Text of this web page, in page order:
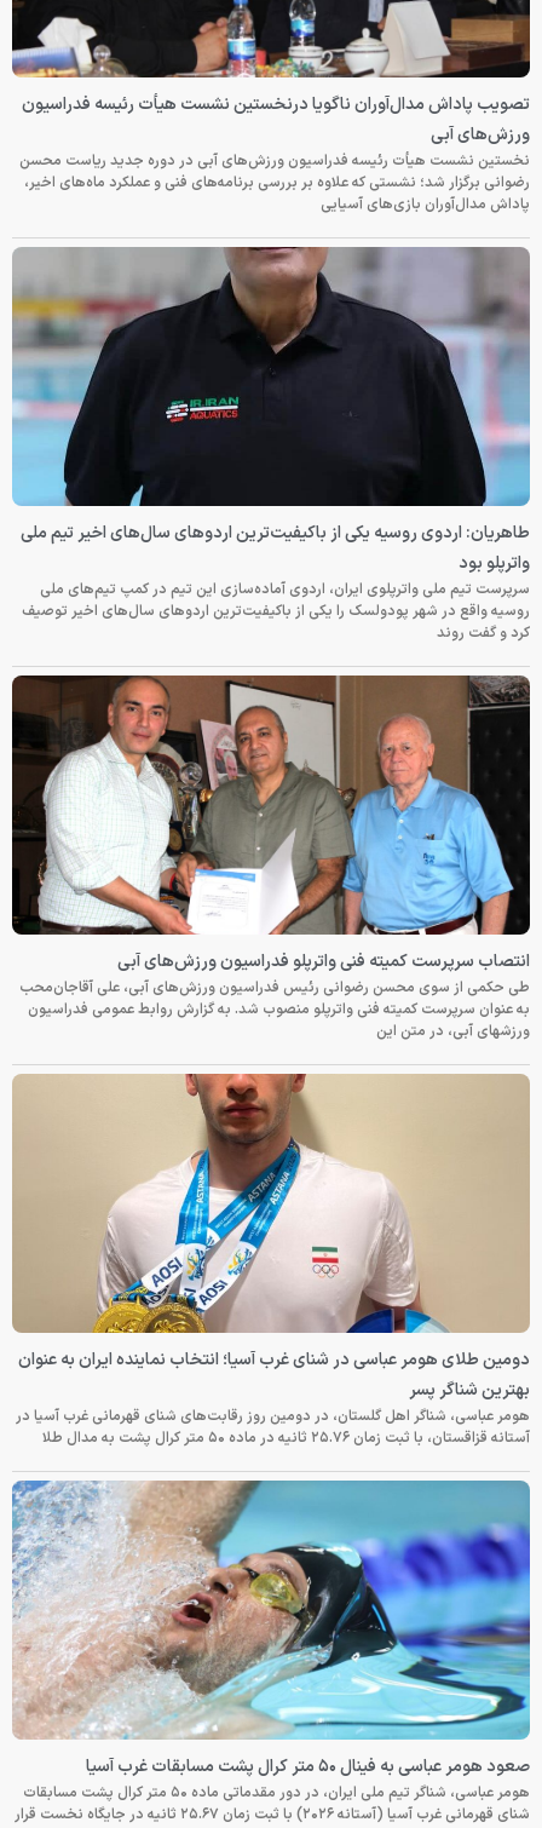
تصویب پاداش مدال‌آوران ناگویا درنخستین نشست هیأت رئیسه فدراسیون
ورزش‌های آبی
نخستین نشست هیأت رئیسه فدراسیون ورزش‌های آبی در دوره جدید ریاست محسن
رضوانی برگزار شد؛ نشستی که علاوه بر بررسی برنامه‌های فنی و عملکرد ماه‌های اخیر،
پاداش مدال‌آوران بازی‌های آسیایی
طاهریان: اردوی روسیه یکی از باکیفیت‌ترین اردوهای سال‌های اخیر تیم ملی
واترپلو بود
سرپرست تیم ملی واترپلوی ایران، اردوی آماده‌سازی این تیم در کمپ تیم‌های ملی
روسیه واقع در شهر پودولسک را یکی از باکیفیت‌ترین اردوهای سال‌های اخیر توصیف
کرد و گفت روند
انتصاب سرپرست کمیته فنی واترپلو فدراسیون ورزش‌های آبی
طی حکمی از سوی محسن رضوانی رئیس فدراسیون ورزش‌های آبی، علی آقاجان‌محب
به عنوان سرپرست کمیته فنی واترپلو منصوب شد. به گزارش روابط عمومی فدراسیون
ورزشهای آبی، در متن این
دومین طلای هومر عباسی در شنای غرب آسیا؛ انتخاب نماینده ایران به عنوان
بهترین شناگر پسر
هومر عباسی، شناگر اهل گلستان، در دومین روز رقابت‌های شنای قهرمانی غرب آسیا در
آستانه قزاقستان، با ثبت زمان ۲۵.۷۶ ثانیه در ماده ۵۰ متر کرال پشت به مدال طلا
صعود هومر عباسی به فینال ۵۰ متر کرال پشت مسابقات غرب آسیا
هومر عباسی، شناگر تیم ملی ایران، در دور مقدماتی ماده ۵۰ متر کرال پشت مسابقات
شنای قهرمانی غرب آسیا (آستانه ۲۰۲۶) با ثبت زمان ۲۵.۶۷ ثانیه در جایگاه نخست قرار